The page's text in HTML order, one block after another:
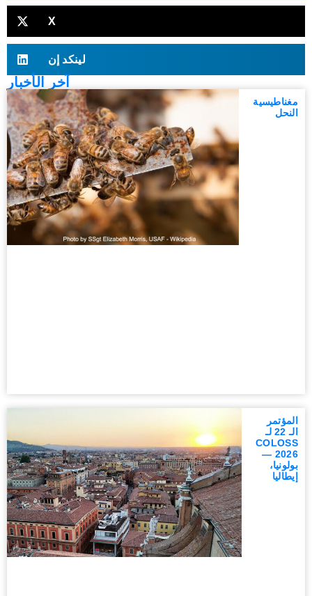
X
لينكد إن
آخر الأخبار
مغناطيسية
النحل
المؤتمر
الـ 22 لـ
COLOSS
2026 —
بولونيا،
إيطاليا